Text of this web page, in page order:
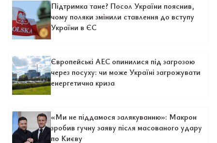
Підтримка тане? Посол України пояснив,
чому поляки змінили ставлення до вступу
України в ЄС
Європейські АЕС опинилися під загрозою
через посуху: чи може Україні загрожувати
енергетична криза
«Ми не піддамося залякуванню»: Макрон
зробив гучну заяву після масованого удару
по Києву